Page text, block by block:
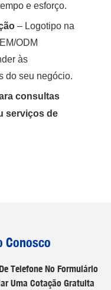
e esforço.
– Logotipo na
ODM
às
do seu negócio.
consultas
serviços de
Conosco
Telefone No Formulário
Uma Cotação Gratuita